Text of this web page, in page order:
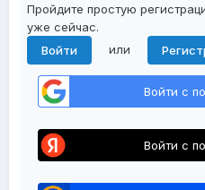
Пройдите простую
уже сейчас.
Войти
или
Войти с
Войти с